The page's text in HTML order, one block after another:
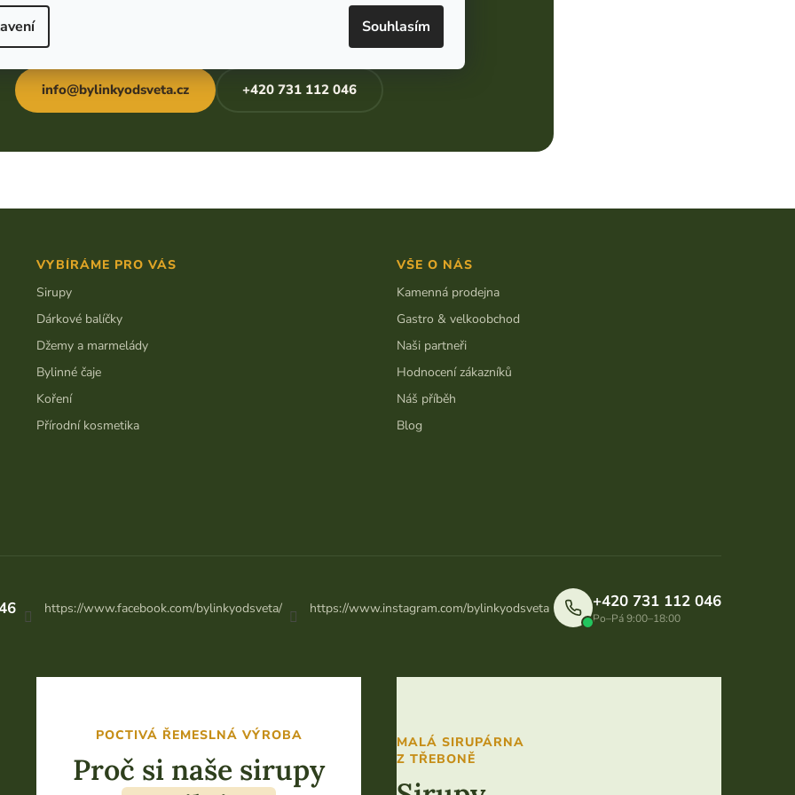
Souhlasím
pár vět o svém podniku. Ozveme se vám zpravidla do jednoho pracovního
dne a domluvíme nabídku, která vašemu provozu sedne.
info@bylinkyodsveta.cz +420 731 112 046
https://www.facebook.com/bylinkyodsveta/ https://www.instagram.com/bylinkyodsveta +420 731 112 046
Po–Pá 9:00–18:00
VYBÍRÁME PRO VÁS
Sirupy
Dárkové balíčky
Džemy a marmelády
Bylinné čaje
Koření
Přírodní kosmetika
VŠE O NÁS
Kamenná prodejna
Gastro & velkoobchod
Naši partneři
Hodnocení zákazníků
Náš příběh
Blog
POCTIVÁ ŘEMESLNÁ VÝROBA
Proč si naše sirupy
MALÁ SIRUPÁRNA
Z TŘEBONĚ